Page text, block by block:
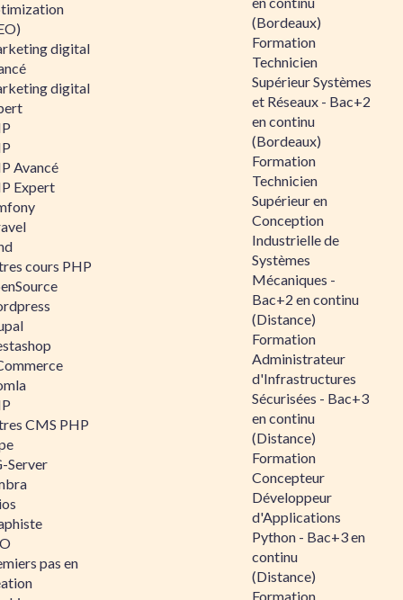
digital
digital
Avancé
Expert
cours PHP
CMS PHP
Server
pas en
(Bordeaux)
Formation
Technicien
Supérieur Systèmes
et Réseaux - Bac+2
en continu
(Bordeaux)
Formation
Technicien
Supérieur en
Conception
Industrielle de
Systèmes
Mécaniques -
Bac+2 en continu
(Distance)
Formation
Administrateur
d'Infrastructures
Sécurisées - Bac+3
en continu
(Distance)
Formation
Concepteur
Développeur
d'Applications
Python - Bac+3 en
continu
(Distance)
Formation